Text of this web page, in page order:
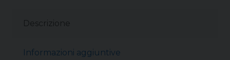
Descrizione
Informazioni aggiuntive